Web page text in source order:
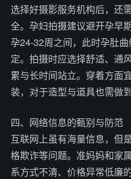
选择好摄影服务机构后，还
全。孕妇拍摄建议避开孕早
孕24-32周之间，此时孕肚
定。拍摄时应选择舒适、通
累与长时间站立。穿着方面
装，对于造型与道具也需做
四、网络信息的甄别与防范
互联网上虽有海量信息，但
格欺诈等问题。准妈妈和家
系方式不清、价格异常低廉